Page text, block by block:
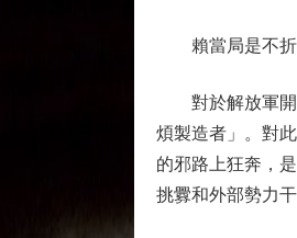
賴當局是不折
對於解放軍開
煩製造者」。對
的邪路上狂奔，
挑釁和外部勢力